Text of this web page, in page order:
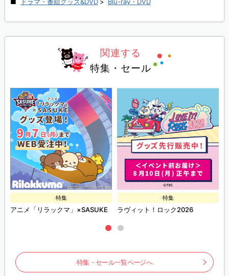
ドラマ・番組グッズ&DVD > Blu-ray・DVD
関連する
特集・セール
特集
アニメ「リラックマ」×SASUKE
特集
ラヴィット！ロック2026
特集・セール一覧ページへ